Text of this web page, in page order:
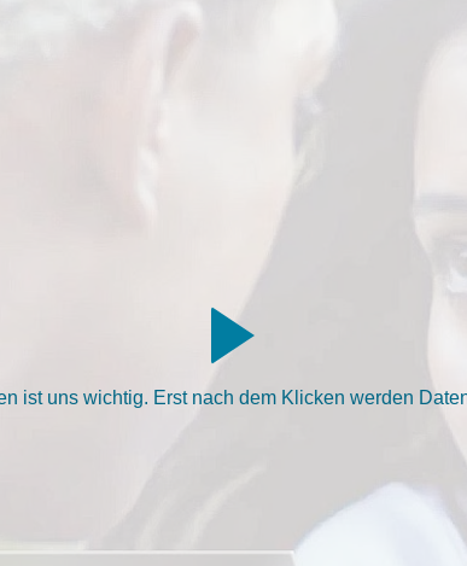
ist uns wichtig. Erst nach dem Klicken werden